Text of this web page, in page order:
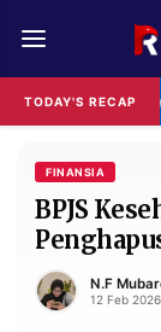
TODAY'S RECAP
Layanan Haji
REDAKSI
RESOLUSI
RUBRIKASI
EDITORIAL
FINANSIA
BPJS
N.F
12 Feb